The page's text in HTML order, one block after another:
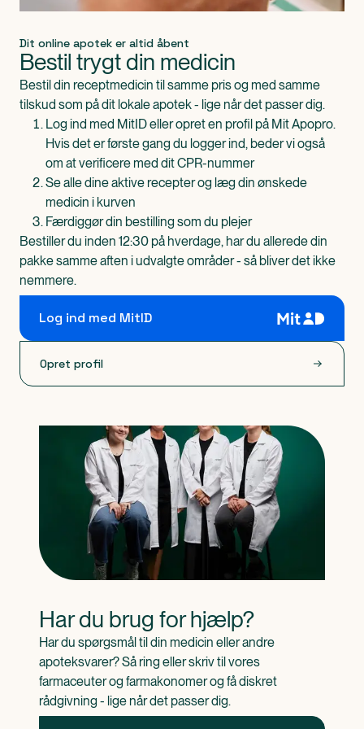
Dit online apotek er altid åbent
Bestil trygt din medicin
Bestil din receptmedicin til samme pris og med samme
tilskud som på dit lokale apotek - lige når det passer dig.
Log ind med MitID eller opret en profil på Mit Apopro.
Hvis det er første gang du logger ind, beder vi også
om at verificere med dit CPR-nummer
Se alle dine aktive recepter og læg din ønskede
medicin i kurven
Færdiggør din bestilling som du plejer
Bestiller du inden 12:30 på hverdage, har du allerede din
pakke samme aften i udvalgte områder - så bliver det ikke
nemmere.
Log ind med MitID
Opret profil
Har du brug for hjælp?
Har du spørgsmål til din medicin eller andre
apoteksvarer? Så ring eller skriv til vores
farmaceuter og farmakonomer og få diskret
rådgivning - lige når det passer dig.